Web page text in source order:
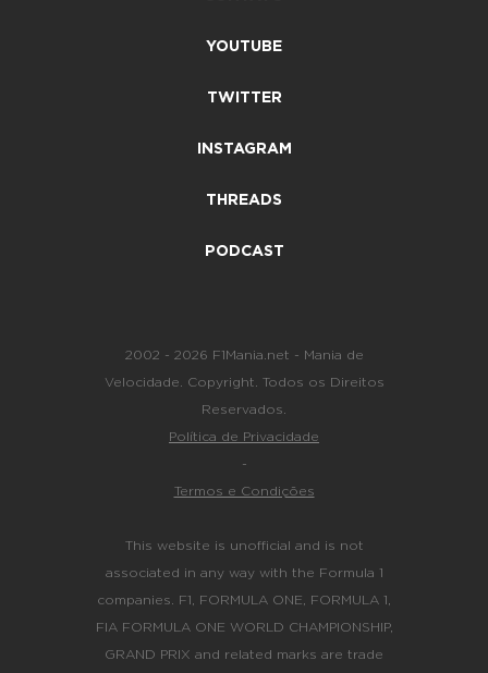
YOUTUBE
TWITTER
INSTAGRAM
THREADS
PODCAST
2002 - 2026 F1Mania.net - Mania de
Velocidade. Copyright. Todos os Direitos
Reservados.
Política de Privacidade
-
Termos e Condições
This website is unofficial and is not
associated in any way with the Formula 1
companies. F1, FORMULA ONE, FORMULA 1,
FIA FORMULA ONE WORLD CHAMPIONSHIP,
GRAND PRIX and related marks are trade